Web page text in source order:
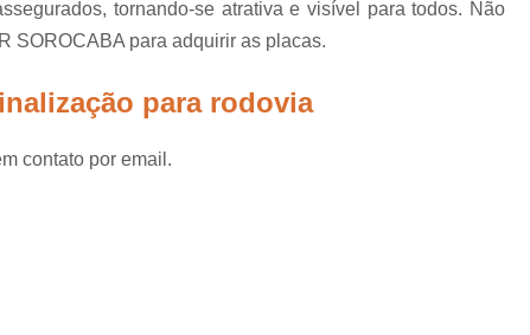
Placas de Sinalização
Placas de Sinalização de
Placas de Sinalização
Placas de
Placas de Sinalização
Placas de Sinalização
tornando-se atrativa e visível para todos. Não
SOROCABA para adquirir as placas.
para rodovia
contato por email.